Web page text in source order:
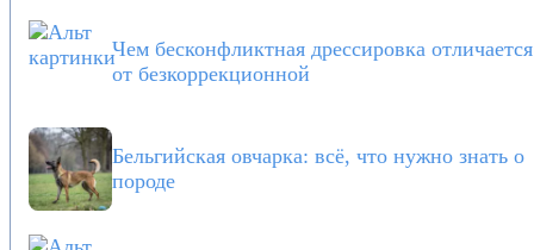
Чем бесконфликтная дрессировка отличается
от безкоррекционной
Бельгийская овчарка: всё, что нужно знать о
породе